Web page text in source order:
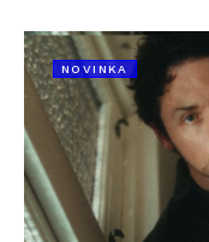
NOVINKA